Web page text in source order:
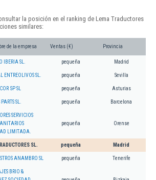
la posición en el ranking de Lema Traductores
similares:
de la empresa Ventas (€) Provincia
IBERIA SL. pequeña Madrid
ENTREOLIVOS SL. pequeña Sevilla
5P SL pequeña Asturias
SL. pequeña Barcelona
SERVICIOS
LIMITADA.
pequeña Orense
SL. pequeña Madrid
ANAMBRO SL pequeña Tenerife
BRIO &